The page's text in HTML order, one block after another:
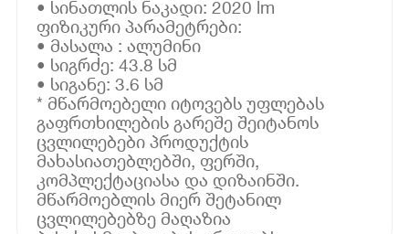
• სინათლის ნაკადი: 2020 lm
ფიზიკური პარამეტრები:
• მასალა : ალუმინი
• სიგრძე: 43.8 სმ
• სიგანე: 3.6 სმ
* მწარმოებელი იტოვებს უფლებას
გაფრთხილების გარეშე შეიტანოს
ცვლილებები პროდუქტის
მახასიათებლებში, ფერში,
კომპლექტაციასა და დიზაინში.
მწარმოებლის მიერ შეტანილ
ცვლილებებზე მაღაზია